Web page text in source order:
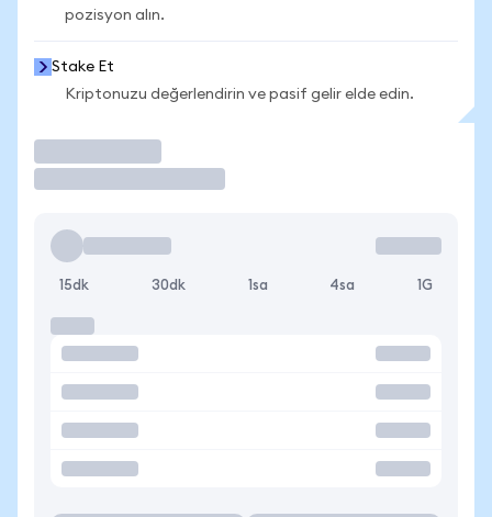
pozisyon alın.
Stake Et
Kriptonuzu değerlendirin ve pasif gelir elde edin.
15dk 30dk 1sa 4sa 1G